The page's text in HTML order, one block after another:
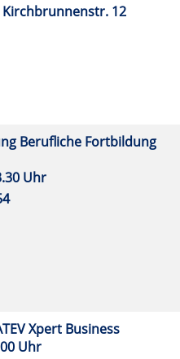
12
Berufliche Fortbildung
Uhr
Xpert Business
Uhr